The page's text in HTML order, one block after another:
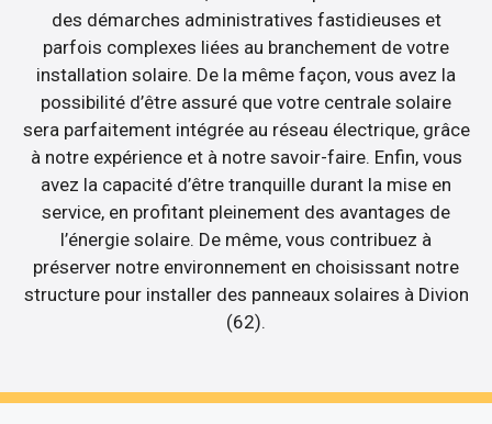
des démarches administratives fastidieuses et
parfois complexes liées au branchement de votre
installation solaire. De la même façon, vous avez la
possibilité d’être assuré que votre centrale solaire
sera parfaitement intégrée au réseau électrique, grâce
à notre expérience et à notre savoir-faire. Enfin, vous
avez la capacité d’être tranquille durant la mise en
service, en profitant pleinement des avantages de
l’énergie solaire. De même, vous contribuez à
préserver notre environnement en choisissant notre
structure pour installer des panneaux solaires à Divion
(62).